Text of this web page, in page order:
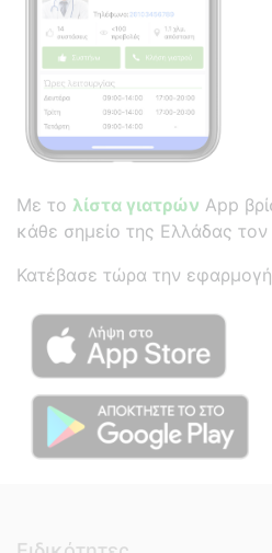
Με το λίστα γιατρών App
κάθε σημείο της Ελλάδας
Κατέβασε τώρα την